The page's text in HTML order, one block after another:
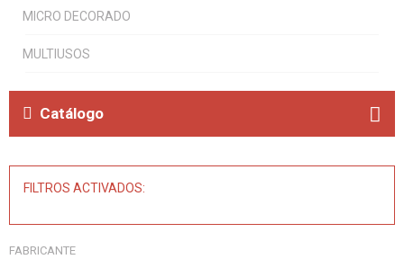
MICRO DECORADO
MULTIUSOS
Catálogo
FILTROS ACTIVADOS:
FABRICANTE